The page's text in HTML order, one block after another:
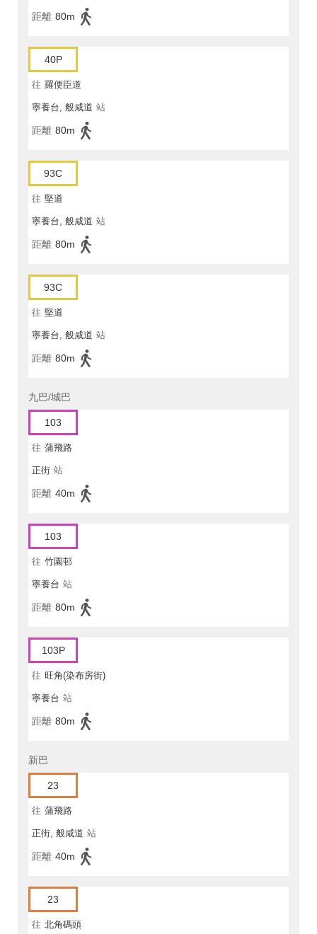
距離 80m
40P
往 羅便臣道
寧養台, 般咸道 站
距離 80m
93C
往 堅道
寧養台, 般咸道 站
距離 80m
93C
往 堅道
寧養台, 般咸道 站
距離 80m
九巴/城巴
103
往 蒲飛路
正街 站
距離 40m
103
往 竹園邨
寧養台 站
距離 80m
103P
往 旺角(染布房街)
寧養台 站
距離 80m
新巴
23
往 蒲飛路
正街, 般咸道 站
距離 40m
23
往 北角碼頭